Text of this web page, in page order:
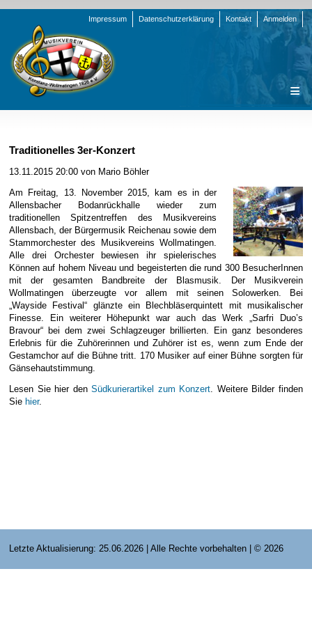
Navigation
Impressum Datenschutzerklärung Kontakt Anmelden
Verein
Vorstand
Team Jugend
Funktionsträger
Satzung/Ordnungen
Formulare
Orchester
Stammorchester
Jugendkapelle
Instrumenten-Serie
Nachrichten
Startseite
Stammorchester
Jugendkapelle
Interne Infos
Newsletter
E-Mail Strato
HiDrive Strato
Termine
Presse
Jahr 2000 - 2004
Jahr 2005 - 2009
Jahr 2010 - 2014
Jahr 2015 - 2019
Jahr 2020 bis
Geschichte
Bilder
Stammorchester
Jugendausbildung
Chronik
Vorstände
Dirigenten
Sponsoren
Traditionelles 3er-Konzert
13.11.2015 20:00 von Mario Böhler
Am Freitag, 13. November 2015, kam es in der
Allensbacher Bodanrückhalle wieder zum
traditionellen Spitzentreffen des Musikvereins
Allensbach, der Bürgermusik Reichenau sowie dem
Stammorchester des Musikvereins Wollmatingen.
Alle drei Orchester bewiesen ihr spielerisches
Können auf hohem Niveau und begeisterten die rund 300 BesucherInnen
mit der gesamten Bandbreite der Blasmusik. Der Musikverein
Wollmatingen überzeugte vor allem mit seinen Solowerken. Bei
„Wayside Festival“ glänzte ein Blechbläserquintett mit musikalischer
Finesse. Ein weiterer Höhepunkt war auch das Werk „Sarfri Duo’s
Bravour“ bei dem zwei Schlagzeuger brillierten. Ein ganz besonderes
Erlebnis für die Zuhörerinnen und Zuhörer ist es, wenn zum Ende der
Gestamchor auf die Bühne tritt. 170 Musiker auf einer Bühne sorgten für
Gänsehautstimmung.
Lesen Sie hier denSüdkurierartikel zum Konzert. Weitere Bilder finden
Sie hier.
Letzte Aktualisierung: 25.06.2026 | Alle Rechte vorbehalten | © 2026